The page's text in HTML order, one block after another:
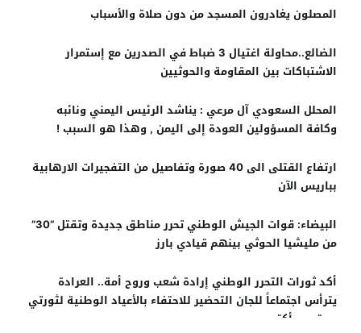
المصلون يغادرون المسجد من دون صلاة والأسباب
الضالع..محاولة اغتيال 3 ضباط في الصدرين مع إستمرار
الاشتباكات بين المقاومة والحوثيين
المحلل السعودي آل مرعي : يناشد الرئيس اليمني ونائبه
وكافة المسؤولين العودة إلى اليمن , وهذا هو السبب !
ارتفاع القتلى الى 40 صورة وتفاصيل من التفجيرات الارهابية
بباريس الآن
البيضاء: قوات الجيش الوطني تحرر مناطق جديدة وتقتل “30”
من مليشيا الحوثي بينهم قيادي بارز
أكد ثورات التحرر الوطني إرادة شعب وروح أمة.. العرادة
يترأس اجتماعاً للجان التحضير للاحتفاء بالأعياد الوطنية لثورتي
سبتمبر وأكتوبر